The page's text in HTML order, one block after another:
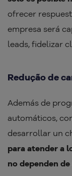
ofrecer
empresa será
leads, fidelizar
Redução de
Además de
automáticos,
desarrollar un
para atender a
no dependen